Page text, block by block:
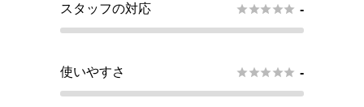
スタッフの対応  -
使いやすさ  -